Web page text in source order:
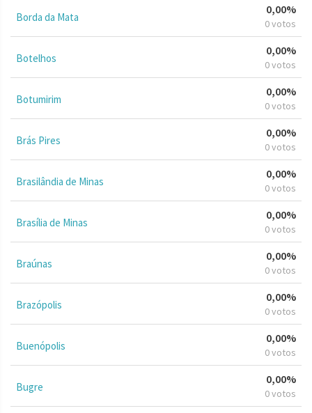
Borda da Mata
0,00%
0 votos
Botelhos
0,00%
0 votos
Botumirim
0,00%
0 votos
Brás Pires
0,00%
0 votos
Brasilândia de Minas
0,00%
0 votos
Brasília de Minas
0,00%
0 votos
Braúnas
0,00%
0 votos
Brazópolis
0,00%
0 votos
Buenópolis
0,00%
0 votos
Bugre
0,00%
0 votos